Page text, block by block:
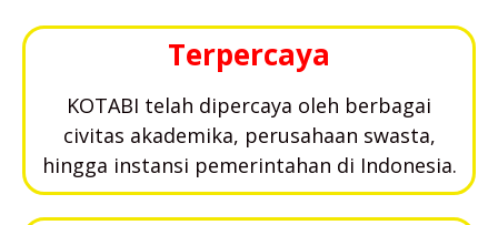
Terpercaya
KOTABI telah dipercaya oleh berbagai
civitas akademika, perusahaan swasta,
hingga instansi pemerintahan di Indonesia.